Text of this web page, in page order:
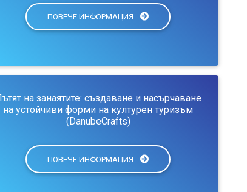
ПОВЕЧЕ ИНФОРМАЦИЯ
на занаятите: създаване и насърчаване
на устойчиви форми на културен туризъм
(DanubeCrafts)
ПОВЕЧЕ ИНФОРМАЦИЯ